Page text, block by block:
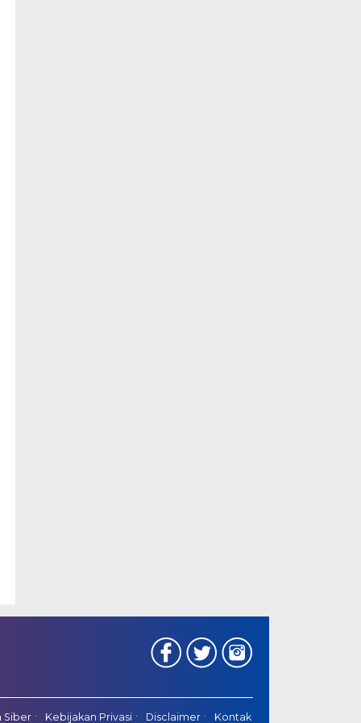
Siber Kebijakan Privasi Disclaimer Kontak